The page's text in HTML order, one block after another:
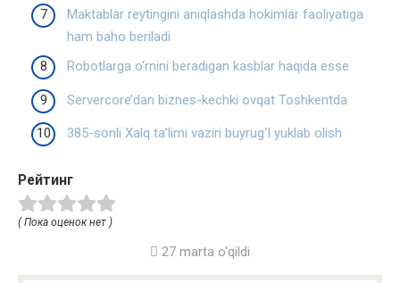
Maktablar reytingini aniqlashda hokimlar faoliyatiga
ham baho beriladi
Robotlarga o‘rnini beradigan kasblar haqida esse
Servercore’dan biznes-kechki ovqat Toshkentda
385-sonli Xalq ta’limi vaziri buyrug‘I yuklab olish
Рейтинг
( Пока оценок нет )
27 marta o'qildi